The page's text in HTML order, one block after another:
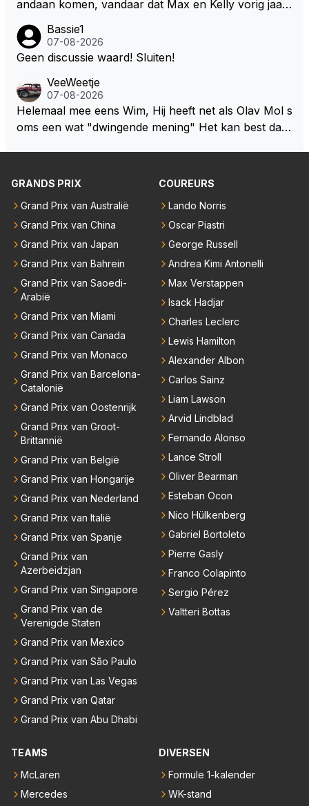
erg omhoog geschroefd. Daar zou je al een behoorli
jke gewichtsvermindering mee doen en ruimte creër
en om de autos kleiner en smaller te maken. Om we
er echte raceauto's te zien zodat iedereen weer teru
gkomt naar de F1 die inmiddels weggelopen zijn!
andaan komen, vandaar dat Max en Kelly vorig jaar
Monaco. Naar verluid hebben ze daar zo'n 75 miljo
en euro voor af mogen tikken. Wat daarbij me nog h
ddelpers en de RTL Boulevards van deze wereld dit
uitermate belangrijke nieuws volledig hebben gemist.
Bassie1
07-08-2026
Geen discussie waard! Sluiten!
VeeWeetje
07-08-2026
Helemaal mee eens Wim, Hij heeft net als Olav Mol s
oms een wat "dwingende mening" Het kan best dat
aces zijn dit leuke berichtjes
GRANDS PRIX
Grand Prix van Australië
Grand Prix van China
Grand Prix van Japan
Grand Prix van Bahrein
Grand Prix van Saoedi-
Arabië
Grand Prix van Miami
Grand Prix van Canada
Grand Prix van Monaco
Grand Prix van Barcelona-
Catalonië
Grand Prix van Oostenrijk
Grand Prix van Groot-
Brittannië
Grand Prix van België
Grand Prix van Hongarije
Grand Prix van Nederland
Grand Prix van Italië
Grand Prix van Spanje
Grand Prix van
Azerbeidzjan
Grand Prix van Singapore
Grand Prix van de
Verenigde Staten
Grand Prix van Mexico
Grand Prix van São Paulo
Grand Prix van Las Vegas
Grand Prix van Qatar
Grand Prix van Abu Dhabi
COUREURS
Lando Norris
Oscar Piastri
George Russell
Andrea Kimi Antonelli
Max Verstappen
Isack Hadjar
Charles Leclerc
Lewis Hamilton
Alexander Albon
Carlos Sainz
Liam Lawson
Arvid Lindblad
Fernando Alonso
Lance Stroll
Oliver Bearman
Esteban Ocon
Nico Hülkenberg
Gabriel Bortoleto
Pierre Gasly
Franco Colapinto
Sergio Pérez
Valtteri Bottas
TEAMS
McLaren
Mercedes
DIVERSEN
Formule 1-kalender
WK-stand